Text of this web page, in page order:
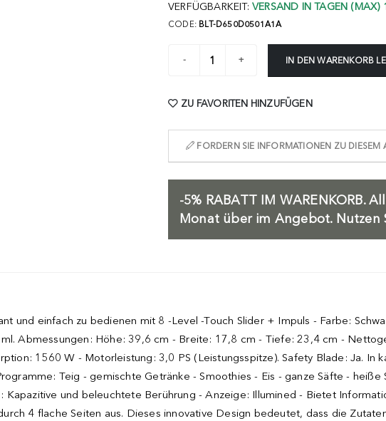
VERFÜGBARKEIT: VERSAND IN TAGEN (MAX)
CODE: BLT-D650D0501A1A
IN DEN WARENKORB
ZU FAVORITEN HINZUFÜGEN
FORDERN SIE INFORMATIONEN ZU DIESEM
-5% RABATT IM WARENKORB.
Monat über im Angebot. Nutzen
und einfach zu bedienen mit 8 -Level -Touch Slider + Impuls - Farbe:
Abmessungen: Höhe: 39,6 cm - Breite: 17,8 cm - Tiefe: 23,4 cm -
1560 W - Motorleistung: 3,0 PS (Leistungsspitze). Safety Blade: Ja. In
Teig - gemischte Getränke - Smoothies - Eis - ganze Säfte - heiße
Kapazitive und beleuchtete Berührung - Anzeige: Illumined - Bietet
4 flache Seiten aus. Dieses innovative Design bedeutet, dass die